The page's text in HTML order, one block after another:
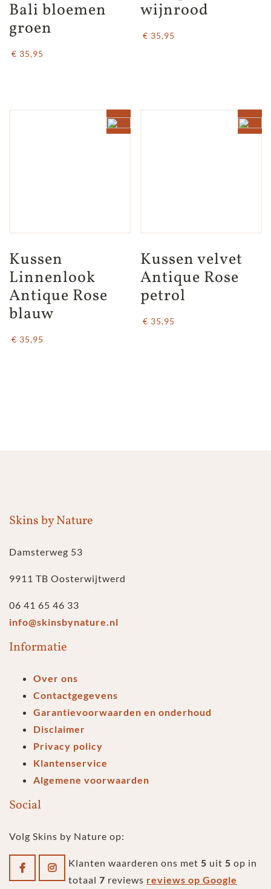
Bali bloemen
groen
€ 35,95
wijnrood
€ 35,95
Kussen
Linnenlook
Antique Rose
blauw
€ 35,95
Kussen velvet
Antique Rose
petrol
€ 35,95
Skins by Nature
Damsterweg 53
9911 TB Oosterwijtwerd
06 41 65 46 33
info@skinsbynature.nl
Informatie
Over ons
Contactgegevens
Garantievoorwaarden en onderhoud
Disclaimer
Privacy policy
Klantenservice
Algemene voorwaarden
Social
Volg Skins by Nature op:
Klanten waarderen ons met 5 uit 5 op in
totaal 7 reviews reviews op Google